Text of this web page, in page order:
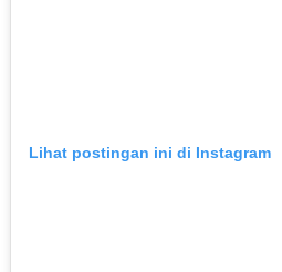
Lihat postingan ini di Instagram